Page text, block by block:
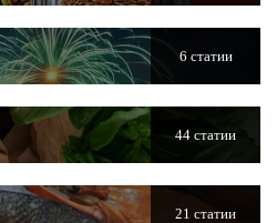
6 статии
44 статии
21 статии